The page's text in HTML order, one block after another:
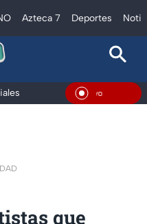
Azteca 7 Deportes
En Vivo
que